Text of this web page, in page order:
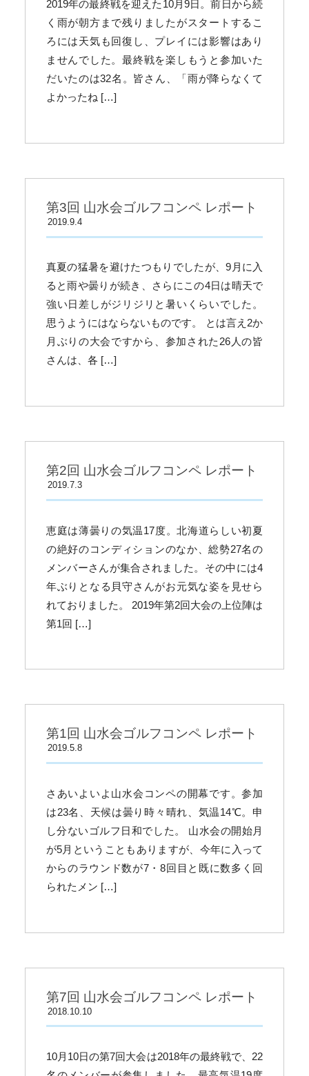
2019年の最終戦を迎えた10月9日。前日から続
く雨が朝方まで残りましたがスタートするこ
ろには天気も回復し、プレイには影響はあり
ませんでした。最終戦を楽しもうと参加いた
だいたのは32名。皆さん、「雨が降らなくて
よかったね […]
第3回 山水会ゴルフコンペ レポート
2019.9.4
真夏の猛暑を避けたつもりでしたが、9月に入
ると雨や曇りが続き、さらにこの4日は晴天で
強い日差しがジリジリと暑いくらいでした。
思うようにはならないものです。 とは言え2か
月ぶりの大会ですから、参加された26人の皆
さんは、各 […]
第2回 山水会ゴルフコンペ レポート
2019.7.3
恵庭は薄曇りの気温17度。北海道らしい初夏
の絶好のコンディションのなか、総勢27名の
メンバーさんが集合されました。その中には4
年ぶりとなる貝守さんがお元気な姿を見せら
れておりました。 2019年第2回大会の上位陣は
第1回 […]
第1回 山水会ゴルフコンペ レポート
2019.5.8
さあいよいよ山水会コンペの開幕です。参加
は23名、天候は曇り時々晴れ、気温14℃。申
し分ないゴルフ日和でした。 山水会の開始月
が5月ということもありますが、今年に入って
からのラウンド数が7・8回目と既に数多く回
られたメン […]
第7回 山水会ゴルフコンペ レポート
2018.10.10
10月10日の第7回大会は2018年の最終戦で、22